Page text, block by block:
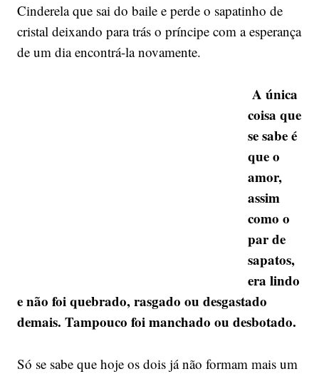
Cinderela que sai do baile e perde o sapatinho de
cristal deixando para trás o príncipe com a esperança
de um dia encontrá-la novamente.
A única
coisa que
se sabe é
que o
amor,
assim
como o
par de
sapatos,
era lindo
e não foi quebrado, rasgado ou desgastado
demais. Tampouco foi manchado ou desbotado.
Só se sabe que hoje os dois já não formam mais um